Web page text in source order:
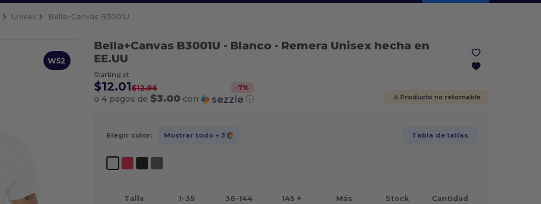
Unisex Bella+Canvas B3001U
W52
Bella+Canvas B3001U - Blanco- Remera Unisex hecha en
EE.UU
Starting at
$12.01$12.96 -7%
o 4 pagos de $3.00con ⓘ ⚠️ Producto no retornable
Elegir color: Mostrar todo + 3 Tabla de tallas
Talla 1-35 36-144 145 + Más Stock Cantidad